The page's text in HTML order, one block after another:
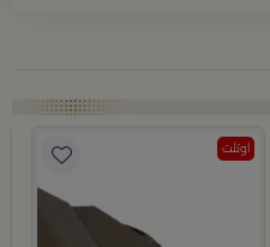
اوتلت